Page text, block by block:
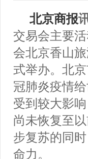
北京商报
交易会主要
会北京香山
式举办。北
冠肺炎疫情
受到较大影
尚未恢复至
步复苏的同
命力。